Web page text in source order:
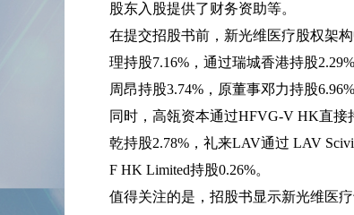
股东入股提供了财务资助等。
在提交招股书前，新光维医疗股权架
理持股7.16%，通过瑞城香港持股
周昂持股3.74%，原董事邓力持股6.96%
同时，高瓴资本通过HFVG-V HK直接
乾持股2.78%，礼来LAV通过 LAV
F HK Limited持股0.26%。
值得关注的是，招股书显示新光维医